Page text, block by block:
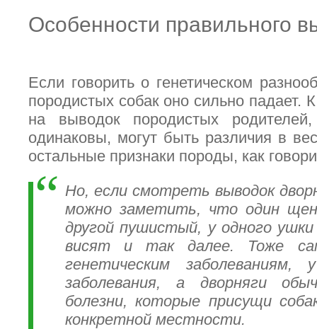
Особенности правильного
Если говорить о генетическом
породистых собак оно сильно падает.
на выводок породистых
одинаковы, могут быть различия в
остальные признаки породы, как
Но, если смотреть выводок
можно заметить, что один
другой пушистый, у одного
висят и так далее. Тоже
генетическим
заболевания, а дворняги
болезни, которые присущи
конкретной местности.